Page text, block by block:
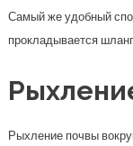
Самый же удобный
прокладывается
Рыхление почвы